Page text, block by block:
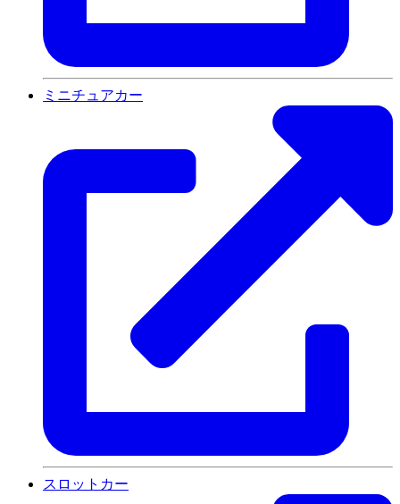
ミニチュアカー
スロットカー